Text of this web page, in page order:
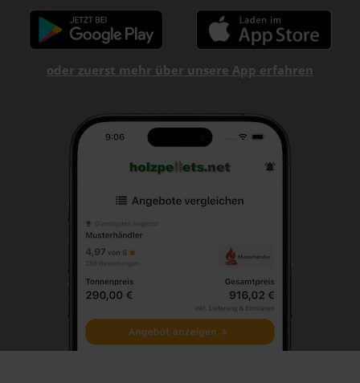
oder zuerst mehr über unsere App erfahren